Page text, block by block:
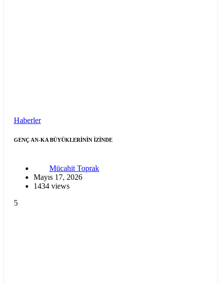
Haberler
GENÇ AN-KA BÜYÜKLERİNİN İZİNDE
Mücahit Toprak
Mayıs 17, 2026
1434 views
5